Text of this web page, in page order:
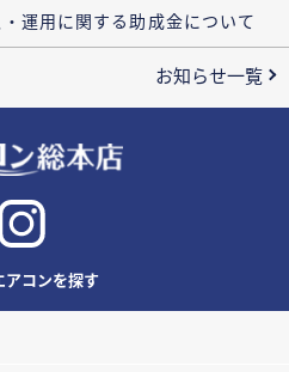
運用に関する助成金について
お知らせ一覧
アコンを探す